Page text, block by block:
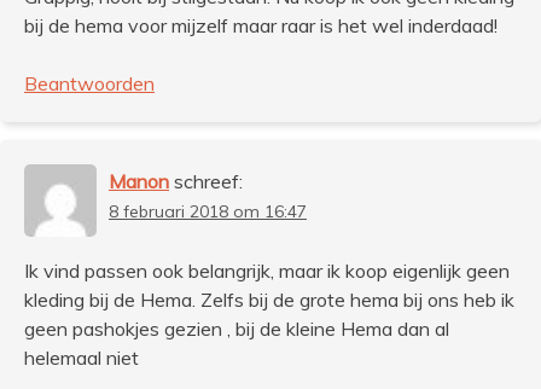
bij de hema voor mijzelf maar raar is het wel inderdaad!
Beantwoorden
Manon schreef:
8 februari 2018 om 16:47
Ik vind passen ook belangrijk, maar ik koop eigenlijk geen
kleding bij de Hema. Zelfs bij de grote hema bij ons heb ik
geen pashokjes gezien , bij de kleine Hema dan al
helemaal niet